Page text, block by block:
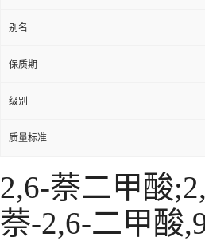
别名
保质期
级别
质量标准
2,6-萘二甲酸
萘-2,6-二甲酸